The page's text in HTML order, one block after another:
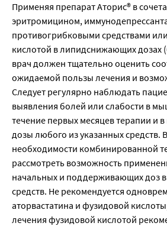
Применяя препарат Аторис® в
эритромицином,
противогрибковыми средствами
кислотой в липидснижающих дозах
врач должен тщательно оценить
ожидаемой пользы лечения и
Следует регулярно наблюдать
выявления болей или слабости в
течение первых месяцев терапии и
дозы любого из указанных средств.
необходимости комбинированной
рассмотреть возможность
начальных и поддерживающих доз
средств. Не рекомендуется
аторвастатина и фузидовой
лечения фузидовой кислотой